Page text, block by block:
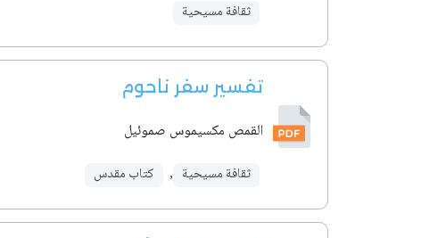
ثقافة مسيحية
تفسير سفر ناحوم
القمص مكسيموس صموئيل
ثقافة مسيحية , كتاب مقدس